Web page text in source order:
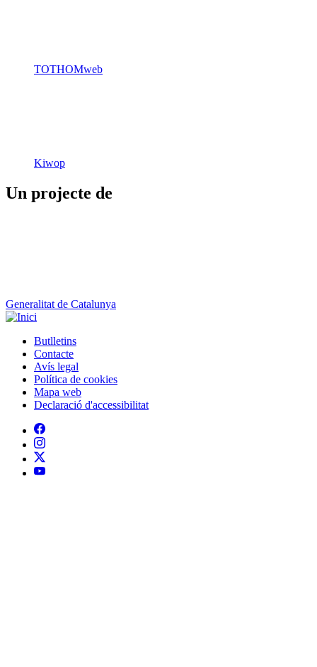
TOTHOMweb
Kiwop
Un projecte de
Generalitat de Catalunya
Peu
Butlletins
Contacte
Avís legal
Política de cookies
Mapa web
Declaració d'accessibilitat